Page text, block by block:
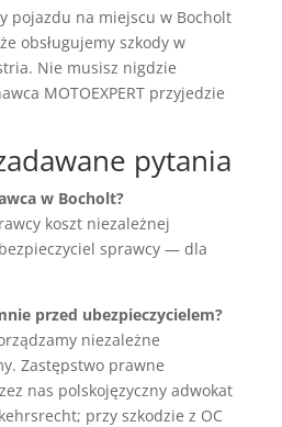
pojazdu na miejscu w Bocholt
obsługujemy szkody w
Nie musisz nigdzie
MOTOEXPERT przyjedzie
pytania
w Bocholt?
koszt niezależnej
sprawcy — dla
przed ubezpieczycielem?
niezależne
Zastępstwo prawne
nas polskojęzyczny adwokat
przy szkodzie z OC